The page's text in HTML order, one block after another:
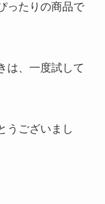
ったりの商品で
は、一度試して
うございまし